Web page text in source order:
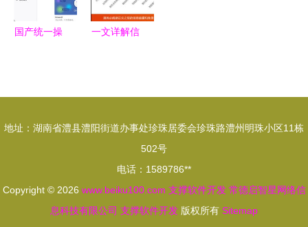
国产统一操
件开发注入
一文详解信
撑体系
地址：湖南省澧县澧阳街道办事处珍珠居委会珍珠路澧州明珠小区11栋
502号
电话：1589786**
Copyright © 2026 www.beiku100.com 支撑软件开发 常德启智星网络信
息科技有限公司 支撑软件开发 版权所有 Sitemap